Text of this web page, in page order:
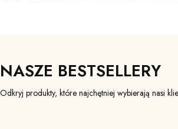
NASZE BESTSELLERY
Odkryj produkty, które najchętniej wybierają nasi